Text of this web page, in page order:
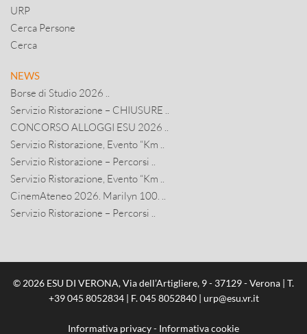
URP
Cerca Persone
Cerca
NEWS
Borse di Studio 2026 ..
Servizio Ristorazione – CHIUSURE ..
CONCORSO ALLOGGI ESU 2026 ..
Servizio Ristorazione, Evento “Km ..
Servizio Ristorazione – Percorsi ..
Servizio Ristorazione, Evento “Km ..
CinemAteneo 2026. Marilyn 100. ..
Servizio Ristorazione – Percorsi ..
© 2026 ESU DI VERONA, Via dell’Artigliere, 9 - 37129 - Verona | T.
+39 045 8052834| F. 045 8052840 | urp@esu.vr.it
Informativa privacy- Informativa cookie